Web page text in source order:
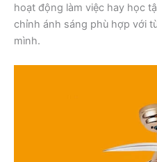
hoạt động làm việc hay học
chỉnh ánh sáng phù hợp với
mình.